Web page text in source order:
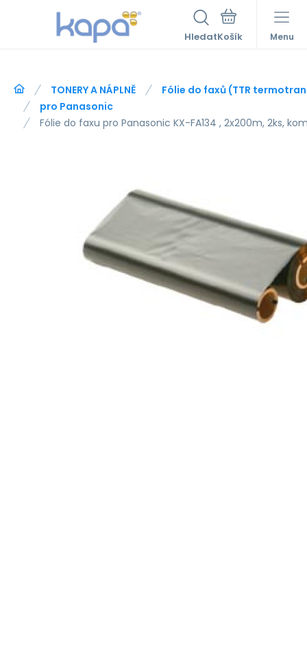
Hledat Menu
TONERY A NÁPLNĚ
Fólie do faxů (TTR
pro Panasonic
Fólie do faxu pro Panasonic KX-FA134 , 2x200m, 2ks,